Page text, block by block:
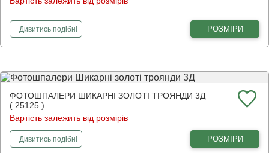
Дивитисьфотошпалери
подібні РОЗМІРИ
ФОТОШПАЛЕРИ ШИКАРНІ ЗОЛОТІ ТРОЯНДИ 3Д
( 25125 )
Вартість залежить від розмірів
Дивитисьфотошпалери
подібні РОЗМІРИ